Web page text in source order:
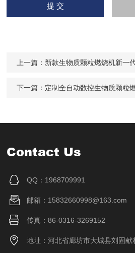
上一篇： 新款生物质颗粒燃烧机新一
下一篇： 定制全自动数控生物质颗粒
Contact Us
QQ：1968709991
邮箱：15832660998@163.com
传真：86-0316-3269152
地址：河北省廊坊市大城县刘固献